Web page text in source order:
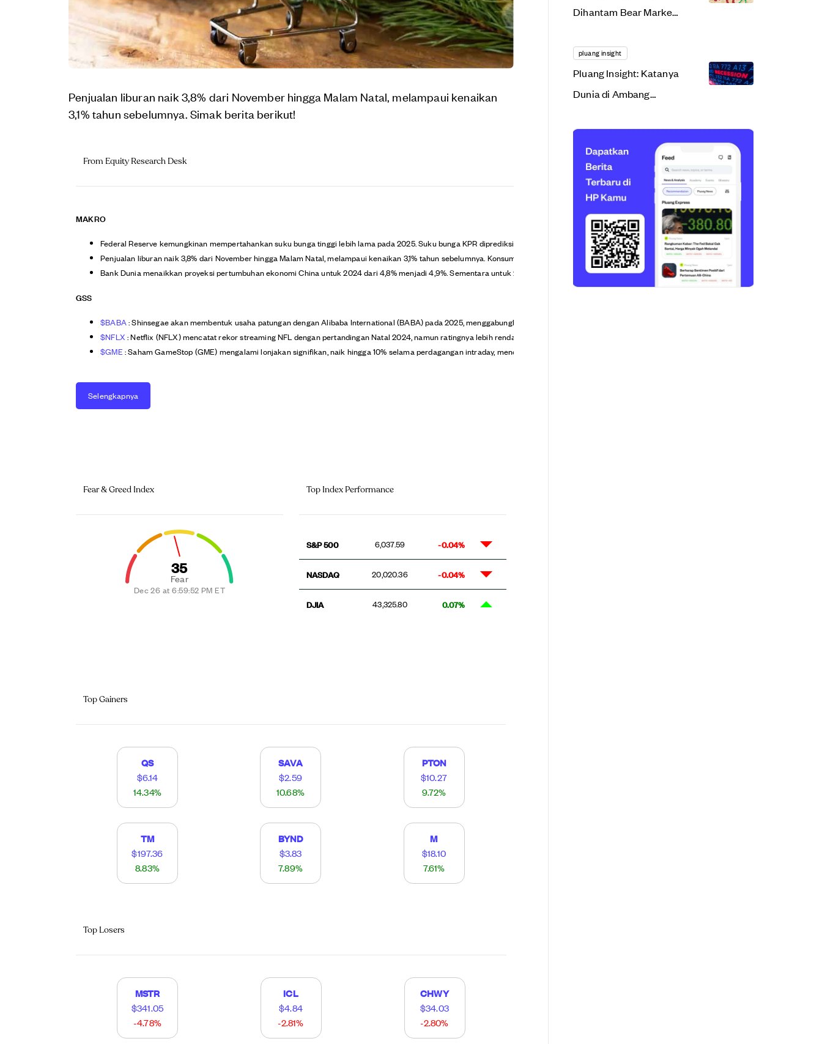
Penjualan liburan naik 3,8% dari November hingga Malam Natal, melampaui kenaikan
3,1% tahun sebelumnya. Simak berita berikut!
From Equity Research Desk
MAKRO
Federal Reserve kemungkinan mempertahankan suku bunga tinggi lebih lama pada 2025. Suku bunga KPR diprediksi turun sedikit tetapi tetap tinggi (di atas 6%). Suku bunga pinjaman mobil bisa
Penjualan liburan naik 3,8% dari November hingga Malam Natal, melampaui kenaikan 3,1% tahun sebelumnya. Konsumen tetap berbelanja meskipun menghadapi kenaikan harga bahan pokok.
Bank Dunia menaikkan proyeksi pertumbuhan ekonomi China untuk 2024 dari 4,8% menjadi 4,9%. Sementara untuk 2025 diproyeksi menjadi 4,5% dari prediksi sebelumnya 4,1%. Di sisi lain, Bank
GSS
$BABA: Shinsegae akan membentuk usaha patungan dengan Alibaba International (BABA) pada 2025, menggabungkan AliExpress Korea dan Gmarket. Gmarket akan menjadi kontribusi Shinsegae
$NFLX: Netflix (NFLX) mencatat rekor streaming NFL dengan pertandingan Natal 2024, namun ratingnya lebih rendah dibandingkan siaran TV tradisional tahun lalu. Beyoncé Bowl saat halftime
$GME : Saham GameStop (GME) mengalami lonjakan signifikan, naik hingga 10% selama perdagangan intraday, mencatat kenaikan terbesar sejak 11 Desember. Postingan gambar hadiah oleh Keith
Selengkapnya
Fear & Greed Index
Fear
35
Dec 26 at 6:59:52 PM ET
Top Index Performance
S&P 500 6,037.59 -0.04%
NASDAQ 20,020.36 -0.04%
DJIA 43,325.80 0.07%
Top Gainers
QS
$6.14
14.34%
SAVA
$2.59
10.68%
PTON
$10.27
9.72%
TM
$197.36
8.83%
BYND
$3.83
7.89%
M
$18.10
7.61%
Top Losers
MSTR
$341.05
-4.78%
ICL
$4.84
-2.81%
CHWY
$34.03
-2.80%
Dihantam Bear Market,
Dollar Cost Averaging?
pluang insight
Pluang Insight: Katanya
Dunia di Ambang
Resesi Ekonomi?